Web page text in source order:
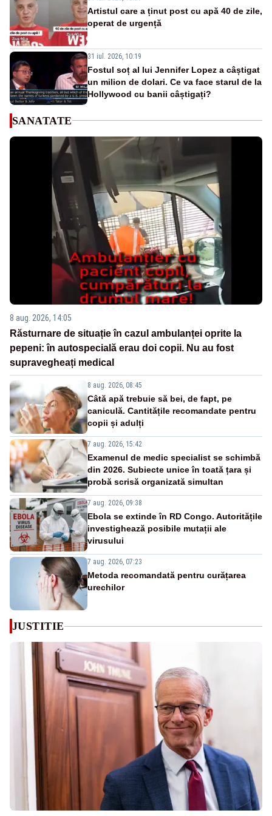
Artistul care a ținut post cu apă 40 de zile,
operat de urgență
31 iul. 2026, 10:19
Fostul soț al lui Jennifer Lopez a câștigat
un milion de dolari. Ce va face starul de la
Hollywood cu banii câștigați?
SANATATE
8 aug. 2026, 14:05
Răsturnare de situație în cazul ambulanței oprite la
pepeni: în autospecială erau doi copii. Nu au fost
supravegheați medical
8 aug. 2026, 08:45
Câtă apă trebuie să bei, de fapt, pe
caniculă. Cantitățile recomandate pentru
copii și adulți
7 aug. 2026, 15:42
Examenul de medic specialist se schimbă
din 2026. Subiecte unice în toată țara și
probă scrisă organizată simultan
7 aug. 2026, 09:38
Ebola se extinde în RD Congo. Autoritățile
investighează posibile mutații ale
virusului
7 aug. 2026, 07:23
Metoda recomandată pentru curățarea
urechilor
JUSTITIE